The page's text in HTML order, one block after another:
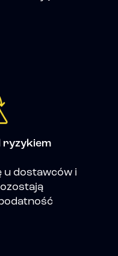
ryzykiem
u dostawców i